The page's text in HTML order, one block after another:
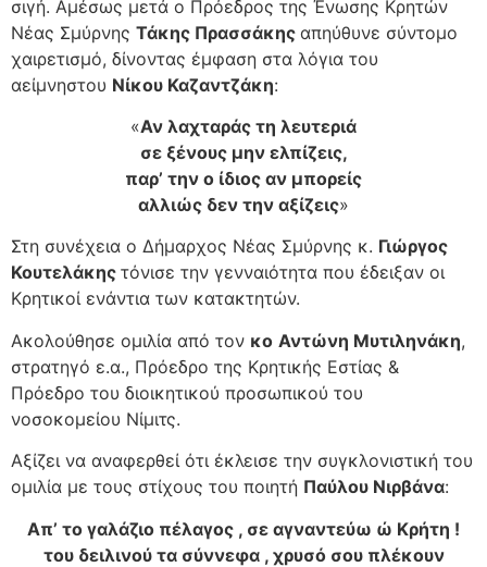
σιγή. Αμέσως μετά ο Πρόεδρος της Ένωσης Κρητών
Νέας Σμύρνης Τάκης Πρασσάκης απηύθυνε σύντομο
χαιρετισμό, δίνοντας έμφαση στα λόγια του
αείμνηστου Νίκου Καζαντζάκη:
«Αν λαχταράς τη λευτεριά
σε ξένους μην ελπίζεις,
παρ’ την ο ίδιος αν μπορείς
αλλιώς δεν την αξίζεις»
Στη συνέχεια ο Δήμαρχος Νέας Σμύρνης κ. Γιώργος
Κουτελάκης τόνισε την γενναιότητα που έδειξαν οι
Κρητικοί ενάντια των κατακτητών.
Ακολούθησε ομιλία από τον κο Αντώνη Μυτιληνάκη,
στρατηγό ε.α., Πρόεδρο της Κρητικής Εστίας &
Πρόεδρο του διοικητικού προσωπικού του
νοσοκομείου Νίμιτς.
Αξίζει να αναφερθεί ότι έκλεισε την συγκλονιστική του
ομιλία με τους στίχους του ποιητή Παύλου Νιρβάνα:
Απ’ το γαλάζιο πέλαγος , σε αγναντεύω ώ Κρήτη !
του δειλινού τα σύννεφα , χρυσό σου πλέκουν